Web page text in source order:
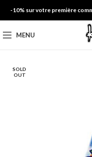
-10% sur votre première
MENU
SOLD
OUT